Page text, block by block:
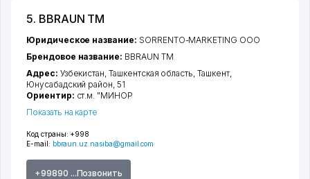
5. BBRAUN ТМ
Код страны: +998
E-mail: bbraun.uz.nasiba@gmail.com
+99890 ...Позвонить
Юридическое название: SORRENTO-MARKETING ООО
Брендовое название: BBRAUN ТМ
Адрес: Узбекистан,Ташкентская область ,Ташкент,
Юнусабадский район , 51
Ориентир: ст.м. "МИНОР
Показать на карте